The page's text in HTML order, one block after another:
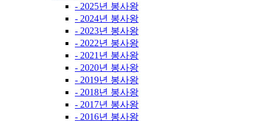
- 2025년 봉사왕
- 2024년 봉사왕
- 2023년 봉사왕
- 2022년 봉사왕
- 2021년 봉사왕
- 2020년 봉사왕
- 2019년 봉사왕
- 2018년 봉사왕
- 2017년 봉사왕
- 2016년 봉사왕